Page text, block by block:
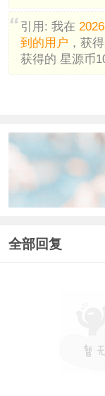
引用: 我在
到的用户 ，获
获得的 星源币
全部回复